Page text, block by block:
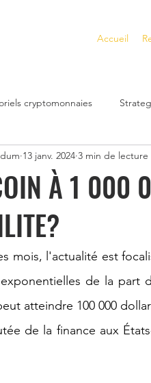
Accueil
cryptomonnaies
Plateformes de trading
Artificielle
À 1 000
13 janv. 2024 3 min de lecture
mois, l'actualité est
de la part
atteindre 100 000
de la finance aux